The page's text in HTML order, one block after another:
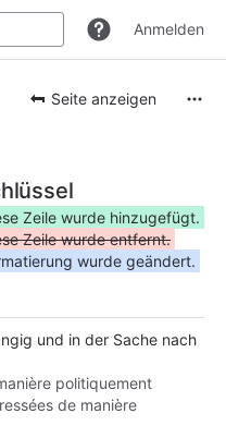
Anmelden
Seite anzeigen
Zeile wurde hinzugefügt.
Zeile wurde entfernt.
wurde geändert.
und in der Sache nach
politiquement
de manière